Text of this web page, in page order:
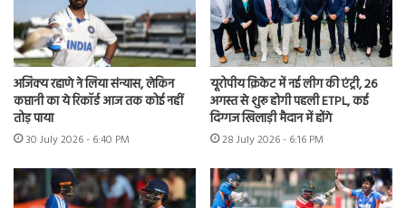
अजिंक्य रहाणे ने लिया संन्यास, लेकिन
कप्तानी का ये रिकॉर्ड आज तक कोई नहीं
तोड़ पाया
30 July 2026 - 6:40 PM
यूरोपीय क्रिकेट में नई लीग की एंट्री, 26
अगस्त से शुरू होगी पहली ETPL, कई
दिग्गज खिलाड़ी मैदान में होंगे
28 July 2026 - 6:16 PM